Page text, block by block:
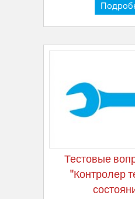
Тестовые
"Контролер